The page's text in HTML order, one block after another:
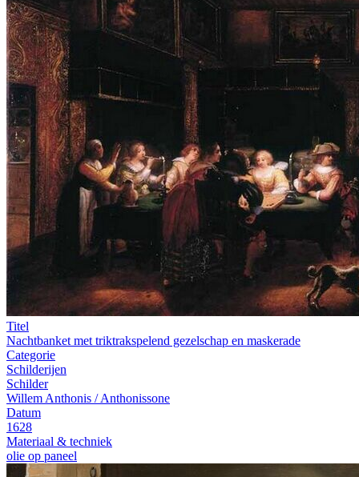
Titel
Nachtbanket met triktrakspelend gezelschap en maskerade
Categorie
Schilderijen
Schilder
Willem Anthonis / Anthonissone
Datum
1628
Materiaal & techniek
olie op paneel